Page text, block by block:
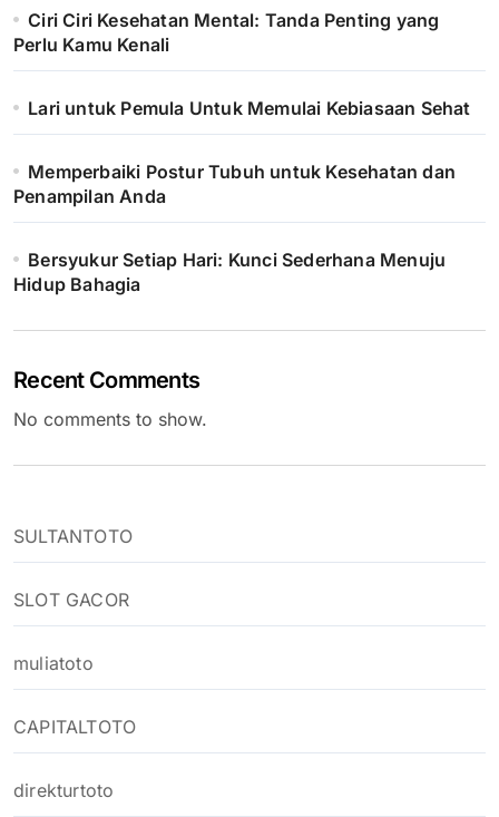
Ciri Ciri Kesehatan Mental: Tanda Penting yang
Perlu Kamu Kenali
Lari untuk Pemula Untuk Memulai Kebiasaan Sehat
Memperbaiki Postur Tubuh untuk Kesehatan dan
Penampilan Anda
Bersyukur Setiap Hari: Kunci Sederhana Menuju
Hidup Bahagia
Recent Comments
No comments to show.
SULTANTOTO
SLOT GACOR
muliatoto
CAPITALTOTO
direkturtoto